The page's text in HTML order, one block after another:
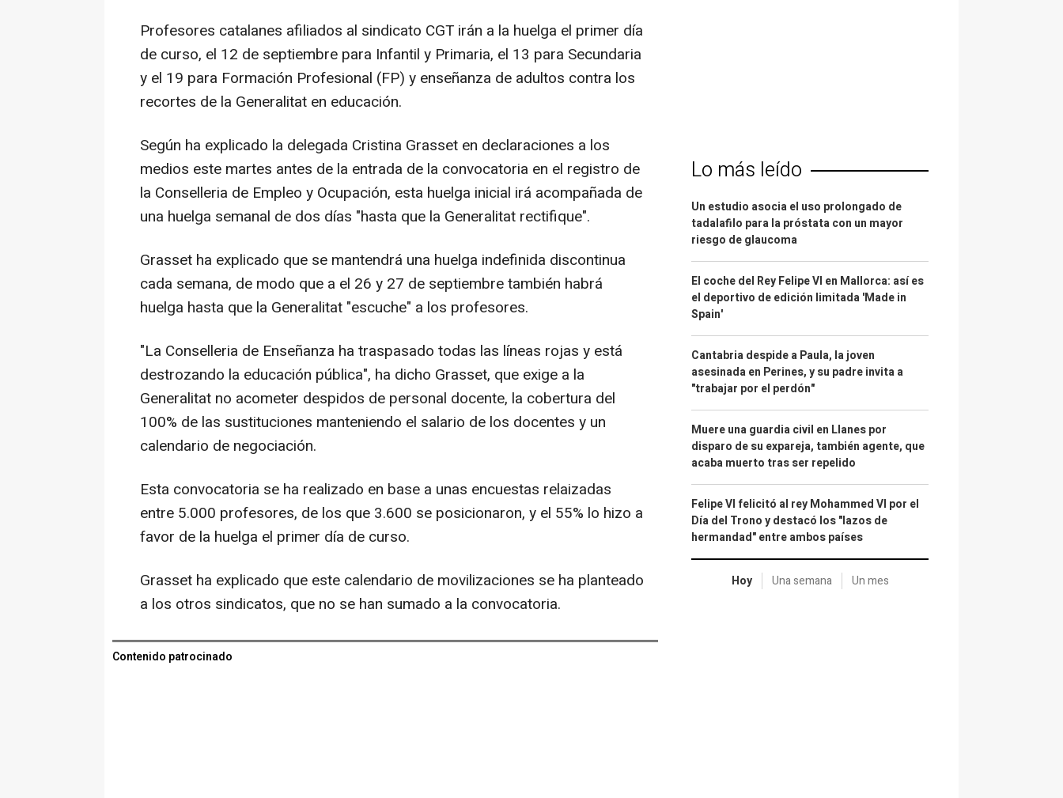
Profesores catalanes afiliados al sindicato CGT irán a la huelga el primer día
de curso, el 12 de septiembre para Infantil y Primaria, el 13 para Secundaria
y el 19 para Formación Profesional (FP) y enseñanza de adultos contra los
recortes de la Generalitat en educación.
Según ha explicado la delegada Cristina Grasset en declaraciones a los
medios este martes antes de la entrada de la convocatoria en el registro de
la Conselleria de Empleo y Ocupación, esta huelga inicial irá acompañada de
una huelga semanal de dos días "hasta que la Generalitat rectifique".
Grasset ha explicado que se mantendrá una huelga indefinida discontinua
cada semana, de modo que a el 26 y 27 de septiembre también habrá
huelga hasta que la Generalitat "escuche" a los profesores.
"La Conselleria de Enseñanza ha traspasado todas las líneas rojas y está
destrozando la educación pública", ha dicho Grasset, que exige a la
Generalitat no acometer despidos de personal docente, la cobertura del
100% de las sustituciones manteniendo el salario de los docentes y un
calendario de negociación.
Esta convocatoria se ha realizado en base a unas encuestas relaizadas
entre 5.000 profesores, de los que 3.600 se posicionaron, y el 55% lo hizo a
favor de la huelga el primer día de curso.
Grasset ha explicado que este calendario de movilizaciones se ha planteado
a los otros sindicatos, que no se han sumado a la convocatoria.
Contenido patrocinado
Lo más leído
Un estudio asocia el uso prolongado de
tadalafilo para la próstata con un mayor
riesgo de glaucoma
El coche del Rey Felipe VI en Mallorca: así es
el deportivo de edición limitada 'Made in
Spain'
Cantabria despide a Paula, la joven
asesinada en Perines, y su padre invita a
"trabajar por el perdón"
Muere una guardia civil en Llanes por
disparo de su expareja, también agente, que
acaba muerto tras ser repelido
Felipe VI felicitó al rey Mohammed VI por el
Día del Trono y destacó los "lazos de
hermandad" entre ambos países
Hoy Una semana Un mes